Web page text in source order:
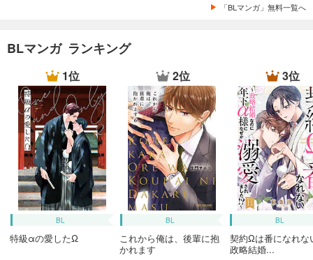
「BLマンガ」無料一覧へ
BLマンガ ランキング
1位
BL
特級αの愛したΩ
2位
BL
これから俺は、後輩に抱
かれます
3位
BL
契約Ωは番になれな
政略結婚...